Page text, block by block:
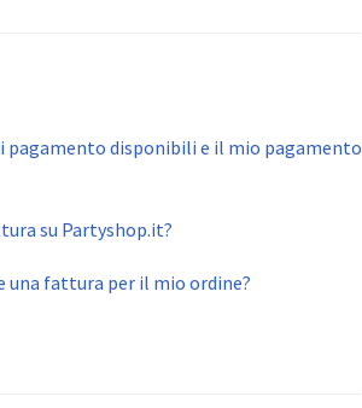
pagamento disponibili e il mio pagamento
su Partyshop.it?
una fattura per il mio ordine?